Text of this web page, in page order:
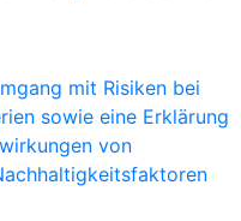
mit Risiken bei
sowie eine Erklärung
von